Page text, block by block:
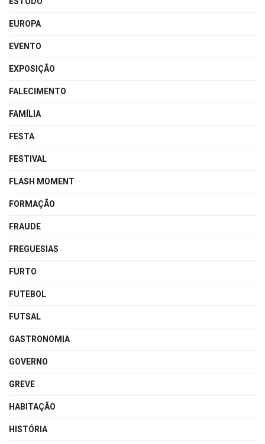
EUROPA
EVENTO
EXPOSIÇÃO
FALECIMENTO
FAMÍLIA
FESTA
FESTIVAL
FLASH MOMENT
FORMAÇÃO
FRAUDE
FREGUESIAS
FURTO
FUTEBOL
FUTSAL
GASTRONOMIA
GOVERNO
GREVE
HABITAÇÃO
HISTÓRIA